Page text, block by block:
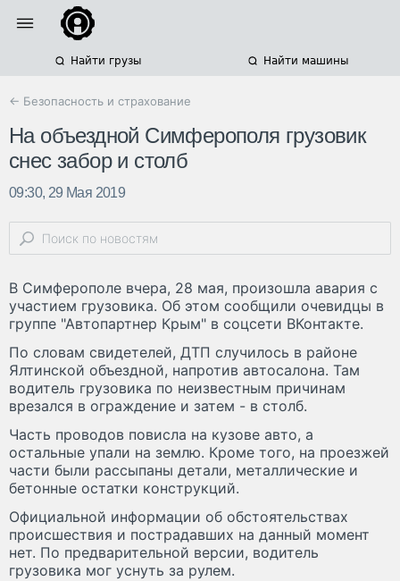
Найти грузы Найти машины
← Безопасность и страхование
На объездной Симферополя грузовик
снес забор и столб
09:30, 29 Мая 2019
В Симферополе вчера, 28 мая, произошла авария с
участием грузовика. Об этом сообщили очевидцы в
группе "Автопартнер Крым" в соцсети ВКонтакте.
По словам свидетелей, ДТП случилось в районе
Ялтинской объездной, напротив автосалона. Там
водитель грузовика по неизвестным причинам
врезался в ограждение и затем - в столб.
Часть проводов повисла на кузове авто, а
остальные упали на землю. Кроме того, на проезжей
части были рассыпаны детали, металлические и
бетонные остатки конструкций.
Официальной информации об обстоятельствах
происшествия и пострадавших на данный момент
нет. По предварительной версии, водитель
грузовика мог уснуть за рулем.